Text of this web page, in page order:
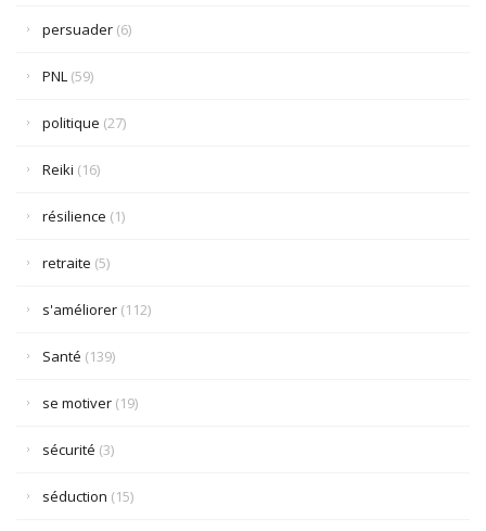
persuader (6)
PNL (59)
politique (27)
Reiki (16)
résilience (1)
retraite (5)
s'améliorer (112)
Santé (139)
se motiver (19)
sécurité (3)
séduction (15)